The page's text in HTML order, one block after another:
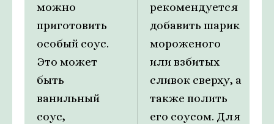
можно
приготовить
особый соус.
Это может
быть
ванильный
соус,
рекомендуется
добавить шарик
мороженого
или взбитых
сливок сверху, а
также полить
его соусом. Для